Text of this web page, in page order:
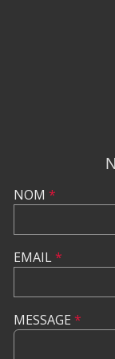
NOM *
EMAIL*
MESSAGE *